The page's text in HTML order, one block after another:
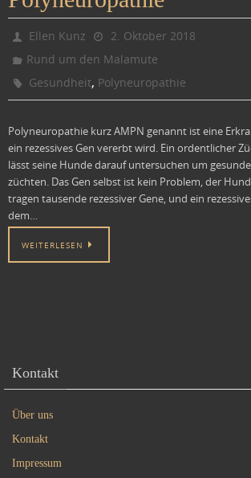
Ellen Kunz
2. Oktober 2018
Rund um den Malamute
Gesundheit, Polyneuropathie
Polyneuropathie kurz AMPN genannt ist eine
ein rezessives Gen vererbt wird. Ein ordentlicher
lässt seine Hunde darauf untersuchen um
züchten. Das Gen selbst ist kein Problem, der
tragen tausende rezessiver Gene, und ein
dem…
WEITERLESEN
Kontakt
Über uns
Kontakt
Impressum